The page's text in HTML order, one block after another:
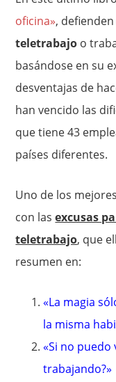
oficina»,
teletrabajo o
basándose en su
desventajas de
han vencido las
que tiene 43
países diferentes.
Uno de los
con lasexcusas
teletrabajo, que
resumen en:
«La magia
la misma
«Si no puedo
trabajando?»